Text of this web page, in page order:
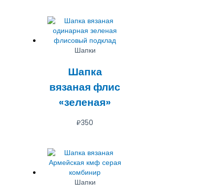
Шапки
Шапка
вязаная флис
«зеленая»
₽350
Шапки